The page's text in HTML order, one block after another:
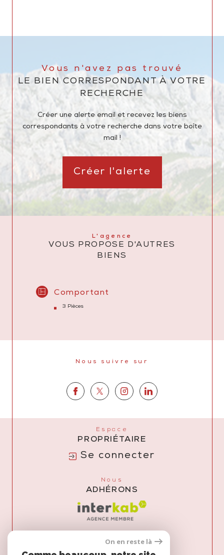
Vous n'avez pas trouvé
LE BIEN CORRESPONDANT À VOTRE
RECHERCHE
Créer une alerte email et recevez les biens
correspondants à votre recherche dans votre boîte
mail !
Créer l'alerte
L'agence
VOUS PROPOSE D'AUTRES
BIENS
Comportant
3 Pièces
Nous suivre sur
Espace
PROPRIÉTAIRE
Se connecter
Nous
ADHÉRONS
On en reste là